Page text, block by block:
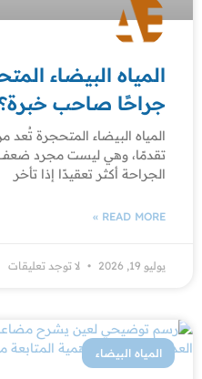
المياه البيضاء
جراحًا صاحب
المياه البيضاء المتحجرة تُعد
تقدمًا، وهي ليست مجرد ضعف
الجراحة أكثر تعقيدًا إذا تأخر
READ MORE »
يوليو 19, 2026 لا توجد تعليقات
المياه البيضاء